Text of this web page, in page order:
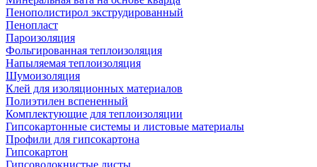
Пенополистирол экструдированный
Пенопласт
Пароизоляция
Фольгированная теплоизоляция
Напыляемая теплоизоляция
Шумоизоляция
Клей для изоляционных материалов
Полиэтилен вспененный
Комплектующие для теплоизоляции
Гипсокартонные системы и листовые материалы
Профили для гипсокартона
Гипсокартон
Гипсоволокнистые листы